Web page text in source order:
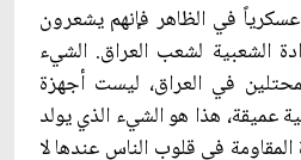
عسكرياً في الظاهر فإنهم يشعرون
الشعبية لشعب العراق. الشي‏ء
في العراق، ليست أجهزة
عميقة، هذا هو الشي‏ء الذي يولد
في قلوب الناس عندها لا